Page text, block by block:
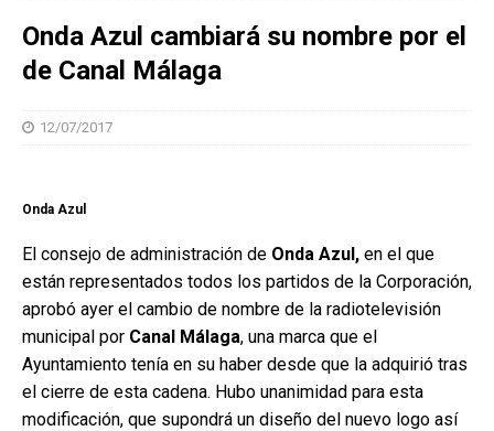
Onda Azul cambiará su nombre por el
de Canal Málaga
12/07/2017
Onda Azul
El consejo de administración de Onda Azul, en el que
están representados todos los partidos de la Corporación,
aprobó ayer el cambio de nombre de la radiotelevisión
municipal por Canal Málaga, una marca que el
Ayuntamiento tenía en su haber desde que la adquirió tras
el cierre de esta cadena. Hubo unanimidad para esta
modificación, que supondrá un diseño del nuevo logo así